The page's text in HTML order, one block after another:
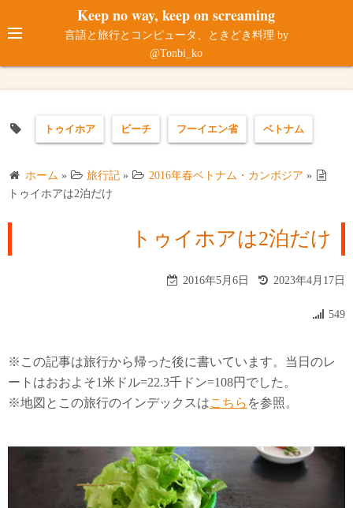
ン
ン
ツ
ス
ッ
Keep no way, keep on screaming
言語と旅行とコンピュータ、ときどき料理 by
@Tonbi_ko
トゥイホア ビーチ フーイエン省 ベトナム
ホーム » 旅行記 » 2016年春ベトナム・カンボジア »
トゥイホアは2泊だけ
トゥイホアは2泊だけ
2016年5月6日 2023年4月17日
549
※この記事は旅行から帰った後に書いています。当日のレ
ートはおおよそ1米ドル=22.3千ドン=108円でした。
※地図とこの旅行のインデックスはこちら を参照。